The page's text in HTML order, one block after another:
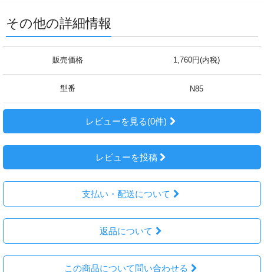
その他の詳細情報
販売価格 1,760円(内税)
型番 N85
レビューを見る(0件)
レビューを投稿
支払い・配送について
返品について
この商品について問い合わせる